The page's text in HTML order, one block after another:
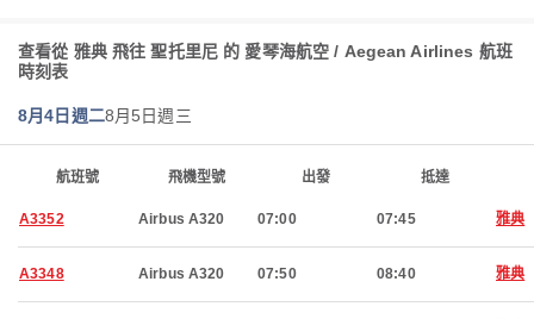
查看從 雅典 飛往 聖托里尼 的 愛琴海航空 / Aegean Airlines 航班
時刻表
8月4日週二8月5日週三
航班號 飛機型號 出發 抵達
A3352 Airbus A320 07:00 07:45 雅典
A3348 Airbus A320 07:50 08:40 雅典